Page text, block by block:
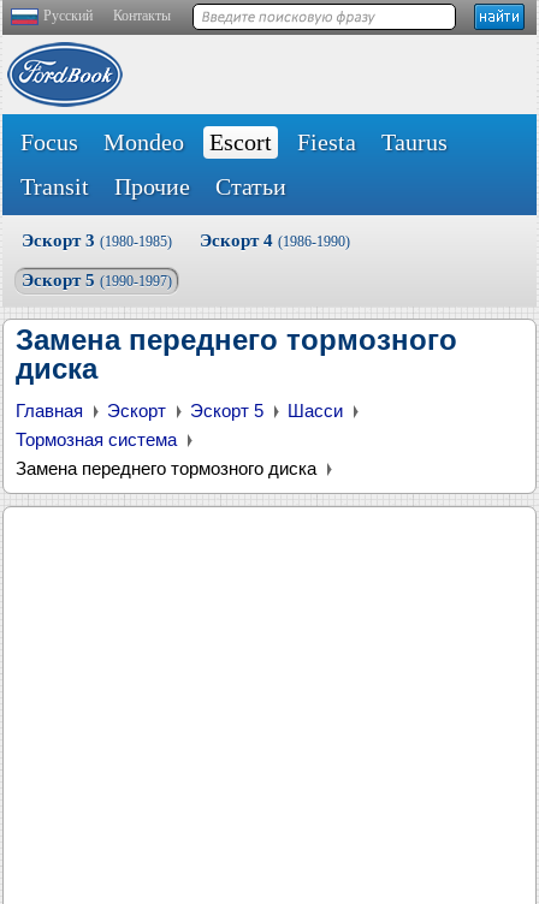
Русский Контакты
Focus Mondeo Escort Fiesta
Taurus
Transit
Прочие Статьи
Эскорт 3 (1980-1985) Эскорт 4 (1986-1990)
Эскорт 5 (1990-1997)
Замена переднего тормозного
диска
Главная Эскорт Эскорт 5
Шасси
Тормозная система
Замена переднего тормозного диска